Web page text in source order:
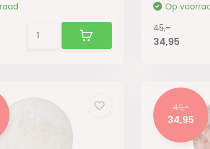
Op
45,-
34,95
45,-
34,95